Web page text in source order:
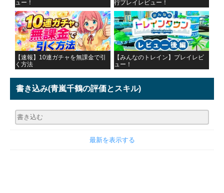
ュー！ 行プレイレビュー！
【速報】10連ガチャを無課金で引
く方法
【みんなのトレイン】プレイレビ
ュー！
書き込み(青嵐千鶴の評価とスキル)
最新を表示する